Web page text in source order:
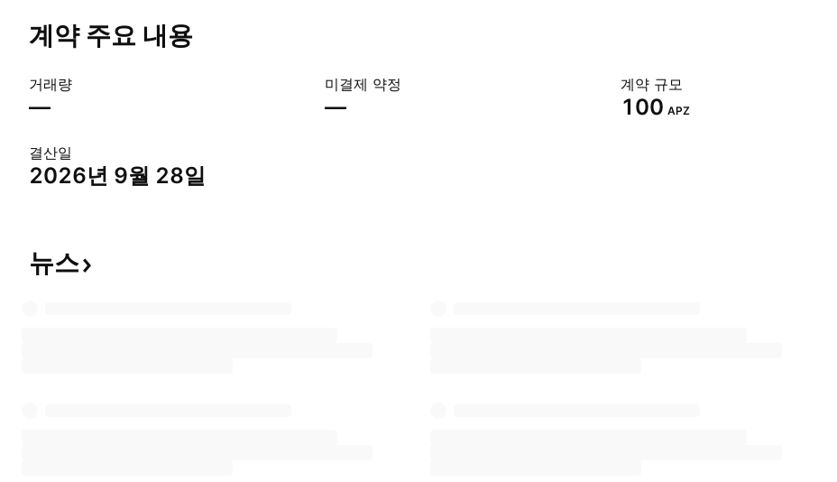
계약 주요 내용
거래량
—
미결제 약정
—
계약 규모
100 APZ
결산일
2026년 9월 28일
뉴스